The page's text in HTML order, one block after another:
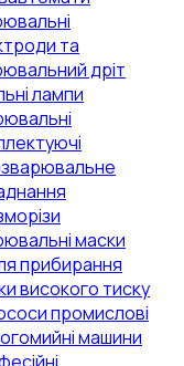
та
дріт
лампи
маски
прибирання
високого тиску
промислові
машини